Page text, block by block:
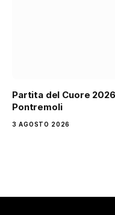
Partita del Cuore
Pontremoli
3 AGOSTO 2026